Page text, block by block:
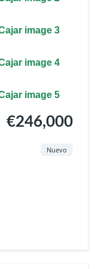
€246,000
Nuevo